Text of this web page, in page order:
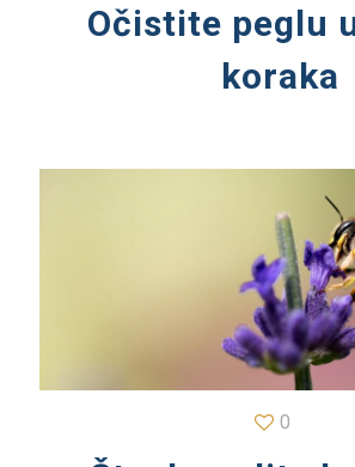
Očistite peglu
koraka
0